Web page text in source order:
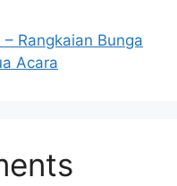
Rangkaian Bunga
Acara